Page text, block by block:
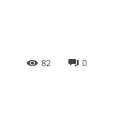
0
82